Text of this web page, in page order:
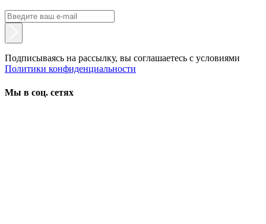
Подписываясь на рассылку, вы соглашаетесь с условиями
Политики конфиденциальности
Мы в соц. сетях